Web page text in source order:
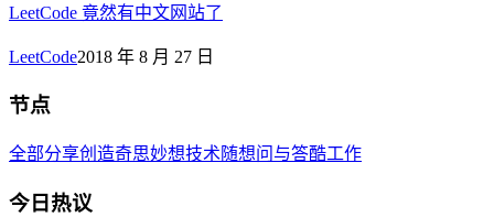
LeetCode 竟然有中文网站了
LeetCode2018 年 8 月 27 日
节点
全部分享创造奇思妙想技术随想问与答酷工作
今日热议